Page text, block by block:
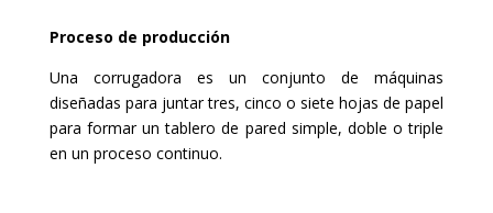
Proceso de producción
Una corrugadora es un conjunto de máquinas
diseñadas para juntar tres, cinco o siete hojas de papel
para formar un tablero de pared simple, doble o triple
en un proceso continuo.